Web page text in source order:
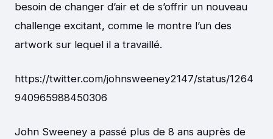
besoin de changer d’air et de s’offrir un nouveau
challenge excitant, comme le montre l’un des
artwork sur lequel il a travaillé.
https://twitter.com/johnsweeney2147/status/1264
940965988450306
John Sweeney a passé plus de 8 ans auprès de